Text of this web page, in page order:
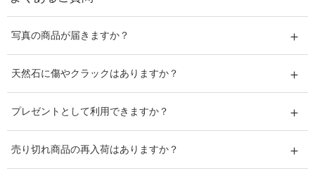
写真の商品が届きますか？
天然石に傷やクラックはありますか？
プレゼントとして利用できますか？
売り切れ商品の再入荷はありますか？